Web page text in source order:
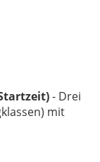
- Drei
mit